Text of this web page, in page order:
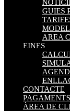
GUIES
AREA
EINES
CONTACTE
PAGAMENTS
ÀREA DE